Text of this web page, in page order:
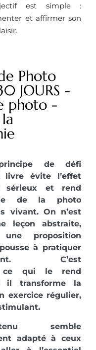
est simple :
et affirmer son
Photo
JOURS -
photo -
de défi
livre évite l’effet
sérieux et rend
de la photo
vivant. On n’est
leçon abstraite,
proposition
à pratiquer
C’est
ce qui le rend
il transforme la
exercice régulier,
semble
adapté à ceux